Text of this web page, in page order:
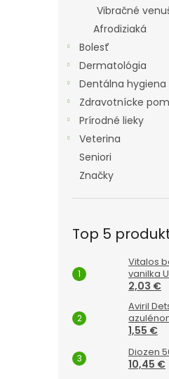
Vibračné
Afrodiziaká
Bolesť
Dermatológia
Dentálna hygiena
Zdravotnícke
Prírodné lieky
Veterina
Seniori
Značky
Top 5
Vitalos
vanilka
2,03 €
Aviril
1,55 €
Diozen
10,45 €